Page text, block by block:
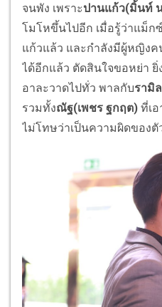
จนพัง เพราะปานแก้ว(มิ้นท์
โมโหขึ้นไปอีก เมื่อรู้ว่าแม็
แก้วแล้ว และกำลังมีผู้หญิง
ได้อีกแล้ว ตัดสินใจขอหย่า
อาละวาดไปทั่ว พาลกับรามิ
รวมทั้งณัฐ(เพชร ฐกฤต) ที่เ
ไม่โทษว่าเป็นความผิดของตั